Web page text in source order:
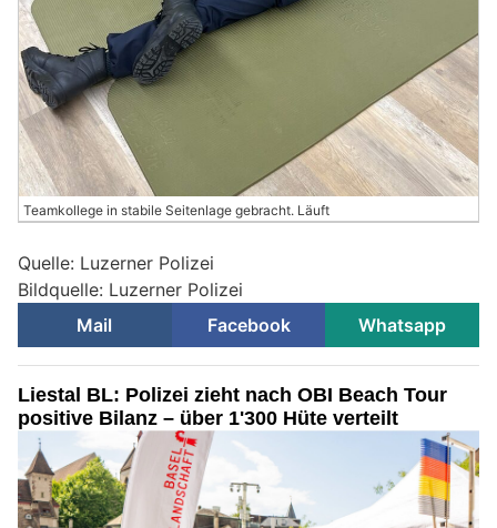
Teamkollege in stabile Seitenlage gebracht. Läuft
Quelle: Luzerner Polizei
Bildquelle: Luzerner Polizei
Mail
Facebook Whatsapp
Liestal BL: Polizei zieht nach OBI Beach Tour
positive Bilanz – über 1'300 Hüte verteilt